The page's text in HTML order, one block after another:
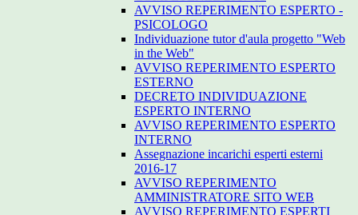
AVVISO REPERIMENTO ESPERTO -
PSICOLOGO
Individuazione tutor d'aula progetto "Web
in the Web"
AVVISO REPERIMENTO ESPERTO
ESTERNO
DECRETO INDIVIDUAZIONE
ESPERTO INTERNO
AVVISO REPERIMENTO ESPERTO
INTERNO
Assegnazione incarichi esperti esterni
2016-17
AVVISO REPERIMENTO
AMMINISTRATORE SITO WEB
AVVISO REPERIMENTO ESPERTI